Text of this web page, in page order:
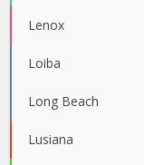
Lenox
Loiba
Long Beach
Lusiana